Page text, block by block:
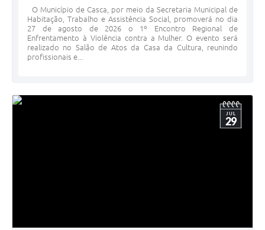
A NOSSA CIDADE
Galeria de Fotos
Contratos
Audiências Públicas
O Município de Casca, por meio da Secretaria Municipal de
Habitação, Trabalho e Assistência Social, promoverá no dia
27 de agosto de 2026 o 1º Encontro Regional de
Enfrentamento à Violência contra a Mulher. O evento será
realizado no Salão de Atos da Casa da Cultura, reunindo
profissionais e...
JUL
29